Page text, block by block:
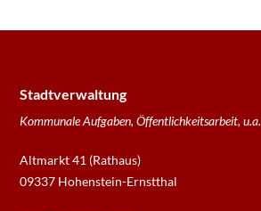
Stadtverwaltung
Kommunale Aufgaben, Öffentlichkeitsarbeit, u.a.
Altmarkt 41 (Rathaus)
09337 Hohenstein-Ernstthal